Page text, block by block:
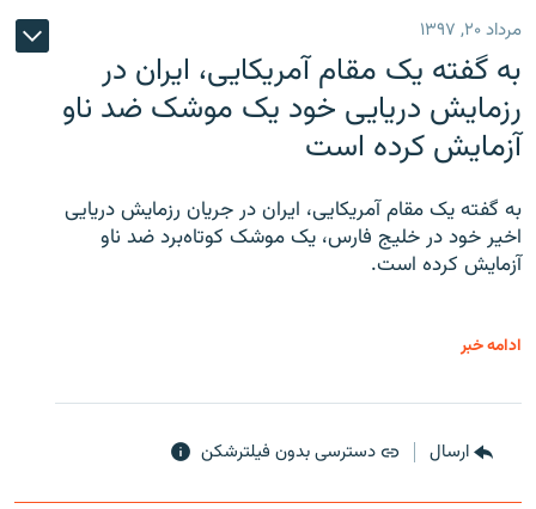
مرداد ۲۰, ۱۳۹۷
به گفته یک مقام آمریکایی، ایران در
رزمایش دریایی خود یک موشک ضد ناو
آزمایش کرده است
به گفته یک مقام آمریکایی، ایران در جریان رزمایش دریایی
اخیر خود در خلیج فارس، یک موشک کوتاه‌برد ضد ناو
آزمایش کرده است.
ادامه خبر
ارسال دسترسی بدون فیلترشکن